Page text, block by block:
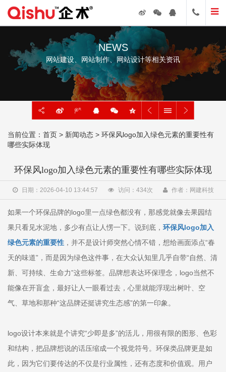
NEWS
网站建设、网站制作、网站设计等相关资讯
当前位置： 首页 > 新闻动态 > 环保风logo加入绿色元素的重要性有
哪些实际体现
环保风logo加入绿色元素的重要性有哪些实际体现
日期：2026-04-10 13:44:57 访问： 434次 作者：网建科技
如果一个环保品牌的logo里一点绿色都没有，那感觉就像去果园结
果只看见水泥地，多少有点让人愣一下。说到底， 环保风logo加入
绿色元素的重要性 ，并不是设计师突然心情不错，想给画面添点“春
天的味道”，而是因为绿色这件事，在大众认知里几乎自带“自然、清
新、可持续、生命力”这些标签。品牌想表达环保理念，logo当然不
能像在开盲盒，最好让人一眼看过去，心里就能浮现出树叶、空
气、草地和那种“这品牌还挺讲究生态感”的第一印象。
logo设计本来就是个讲究“少即是多”的活儿，用很有限的图形、色彩
和结构，把品牌想说的话压缩成一个视觉符号。环保类品牌更是如
此，因为它们要传达的不仅是行业属性，还有态度和价值观。用户